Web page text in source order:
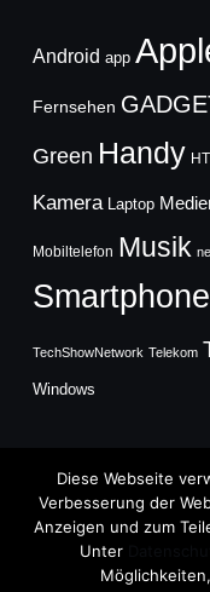
Android app
Fernsehen
Green Handy
Kamera Laptop
Mobiltelefon Musik
Smartphone
TechShowNetwork Telekom
Windows
Copyright © 2026
TechFieber Blog
Diese Webseite
Verbesserung der
Anzeigen und zum
Unter